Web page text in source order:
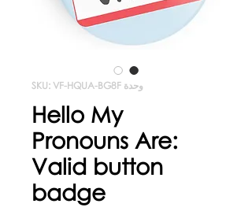
وحدة SKU: VF-HQUA-BG8F
Hello My
Pronouns Are:
Valid button
badge